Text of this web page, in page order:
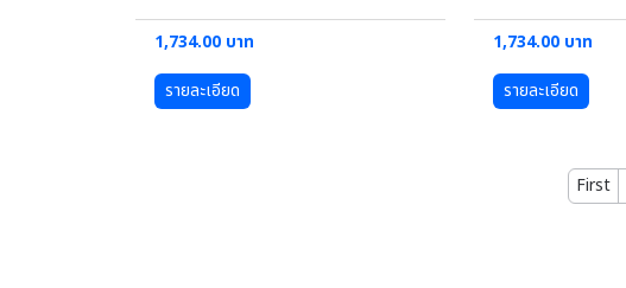
1,734.00 บาท
รายละเอียด
1,734.00 บาท
รายละเอียด
First